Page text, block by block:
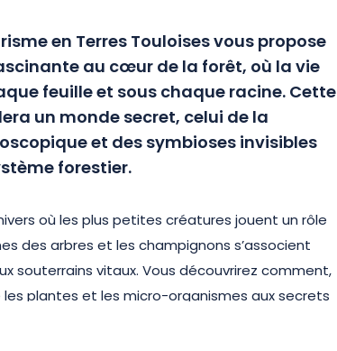
en Terres Touloises vous propose
au cœur de la forêt, où la vie
feuille et sous chaque racine. Cette
un monde secret, celui de la
et des symbioses invisibles
forestier.
où les plus petites créatures jouent un rôle
des arbres et les champignons s’associent
souterrains vitaux. Vous découvrirez comment,
plantes et les micro-organismes aux secrets
élément de la forêt interagit pour